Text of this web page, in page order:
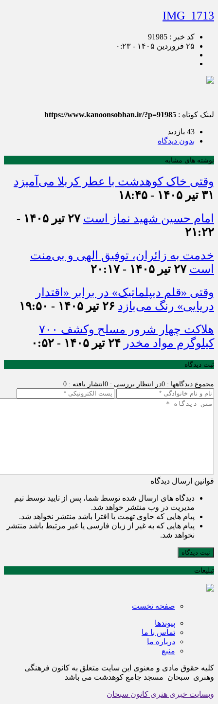
IMG_1713
کد خبر : 91985
۲۵ فروردین ۱۴۰۵ - ۰:۲۳
لینک کوتاه : https://www.kanoonsobhan.ir/?p=91985
43 بازدید
بدون دیدگاه
نوشته های مشابه
وقتی خاک کوهدشت با عطر کربلا می‌آمیزد
۳۱ تیر ۱۴۰۵ - ۱۸:۴۵
امام حسین شهید نماز است
۲۷ تیر ۱۴۰۵ -
۲۱:۲۲
خدمت به زائران، توفیق الهی و بی‌منت
است ۲۷ تیر ۱۴۰۵ - ۲۰:۱۷
وقتی «قلم دیپلماتیک» در برابر «اقتدار
دریایی» رنگ می‌بازد ۲۶ تیر ۱۴۰۵ - ۱۹:۵۰
هلاکت چهار شرور مسلح وکشف ۷۰۰
کیلوگرم مواد مخدر ۲۴ تیر ۱۴۰۵ - ۰:۵۲
ثبت دیدگاه
مجموع دیدگاهها : 0 در انتظار بررسی : 0 انتشار یافته : 0
قوانین ارسال دیدگاه
دیدگاه های ارسال شده توسط شما، پس از تایید توسط تیم
مدیریت در وب منتشر خواهد شد.
پیام هایی که حاوی تهمت یا افترا باشد منتشر نخواهد شد.
پیام هایی که به غیر از زبان فارسی یا غیر مرتبط باشد منتشر
نخواهد شد.
ثبت دیدگاه
تبلیغات
صفحه نخست
پیوندها
تماس با ما
درباره ما
منبع
کلیه حقوق مادی و معنوی این سایت متعلق به کانون فرهنگی
وهنری سبحان مسجد جامع کوهدشت می باشد
وبسایت خبری هنری کانون سبحان